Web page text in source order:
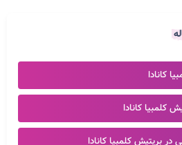
کانادا
کلمبیا کانادا
در بریتیش کلمبیا کانادا